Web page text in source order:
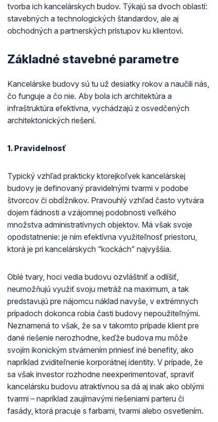
tvorba ich kancelárskych budov. Týkajú sa dvoch oblastí:
stavebných a technologických štandardov, ale aj
obchodných a partnerských prístupov ku klientovi.
Základné stavebné parametre
Kancelárske budovy sú tu už desiatky rokov a naučili nás,
čo funguje a čo nie. Aby bola ich architektúra a
infraštruktúra efektívna, vychádzajú z osvedčených
architektonických riešení.
1. Pravidelnosť
Typický vzhľad prakticky ktorejkoľvek kancelárskej
budovy je definovaný pravidelnými tvarmi v podobe
štvorcov či obdĺžnikov. Pravouhlý vzhľad často vytvára
dojem fádnosti a vzájomnej podobnosti veľkého
množstva administratívnych objektov. Má však svoje
opodstatnenie: je ním efektívna využiteľnosť priestoru,
ktorá je pri kancelárskych “kockách” najvyššia.
Oblé tvary, hoci vedia budovu ozvláštniť a odlíšiť,
neumožňujú využiť svoju metráž na maximum, a tak
predstavujú pre nájomcu náklad navyše, v extrémnych
prípadoch dokonca robia časti budovy nepoužiteľnými.
Neznamená to však, že sa v takomto prípade klient pre
dané riešenie nerozhodne, keďže budova mu môže
svojím ikonickým stvárnením priniesť iné benefity, ako
napríklad zviditeľnenie korporátnej identity. V prípade, že
sa však investor rozhodne neexperimentovať, spraviť
kancelársku budovu atraktívnou sa dá aj inak ako oblými
tvarmi – napríklad zaujímavými riešeniami parteru či
fasády, ktorá pracuje s farbami, tvarmi alebo osvetlením.